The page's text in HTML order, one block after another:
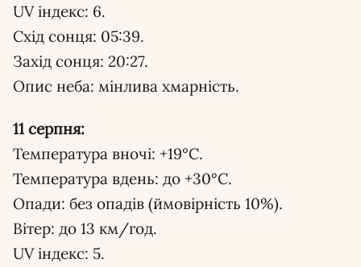
UV індекс: 6.
Схід сонця: 05:39.
Захід сонця: 20:27.
Опис неба: мінлива хмарність.
11 серпня:
Температура вночі: +19°С.
Температура вдень: до +30°С.
Опади: без опадів (ймовірність 10%).
Вітер: до 13 км/год.
UV індекс: 5.